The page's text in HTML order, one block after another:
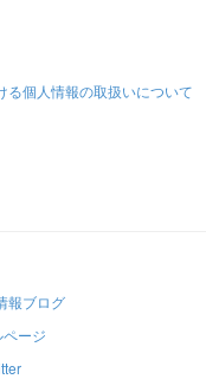
る個人情報の取扱いについて
報ブログ
ージ